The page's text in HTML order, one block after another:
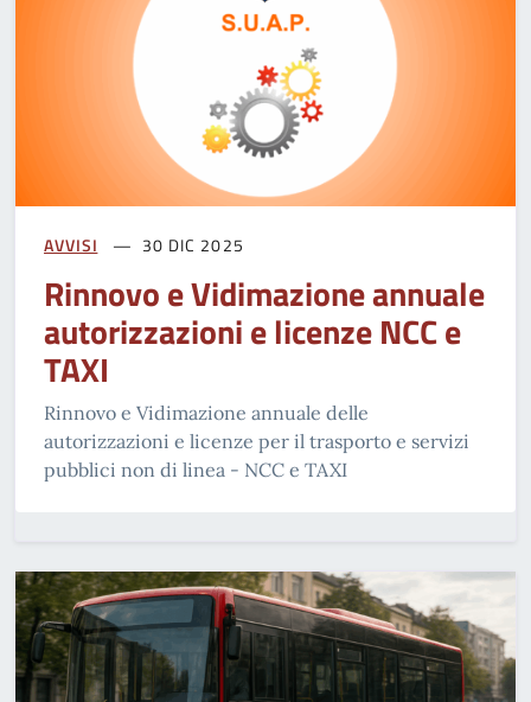
AVVISI 30 DIC 2025
Rinnovo e Vidimazione annuale
autorizzazioni e licenze NCC e
TAXI
Rinnovo e Vidimazione annuale delle
autorizzazioni e licenze per il trasporto e servizi
pubblici non di linea - NCC e TAXI